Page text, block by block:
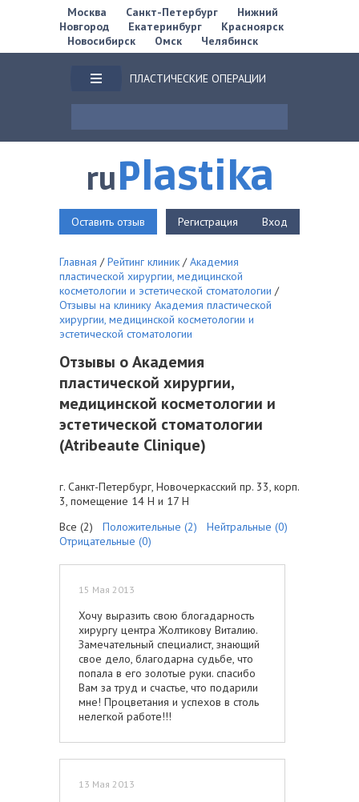
Москва Санкт-Петербург
Нижний
Новгород
Екатеринбург
Красноярск
Новосибирск
Омск Челябинск
ПЛАСТИЧЕСКИЕ ОПЕРАЦИИ
ruPlastika
Оставить отзыв Регистрация Вход
Главная / Рейтинг клиник / Академия
пластической хирургии, медицинской
косметологии и эстетической стоматологии /
Отзывы на клинику Академия пластической
хирургии, медицинской косметологии и
эстетической стоматологии
Отзывы о Академия
пластической хирургии,
медицинской косметологии и
эстетической стоматологии
(Atribeaute Clinique)
г. Санкт-Петербург, Новочеркасский пр. 33, корп.
3, помещение 14 H и 17 Н
Все (2) Положительные (2)
Нейтральные (0)
Отрицательные (0)
15 Мая 2013
Хочу выразить свою блогадарность
хирургу центра Жолтикову Виталию.
Замечательный специалист, знающий
свое дело, благодарна судьбе, что
попала в его золотые руки. спасибо
Вам за труд и счастье, что подарили
мне! Процветания и успехов в столь
нелегкой работе!!!
13 Мая 2013